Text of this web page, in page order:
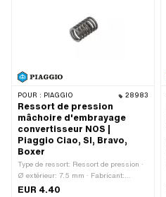
POUR : PIAGGIO 28983
Ressort de pression
mâchoire d'embrayage
convertisseur NOS |
Piaggio Ciao, SI, Bravo,
Boxer
Type de ressort: Ressort de pression ·
Ø extérieur: 7.5 mm · Fabricant:
Piaggio · Longueur totale: 12 mm
EUR 4.40